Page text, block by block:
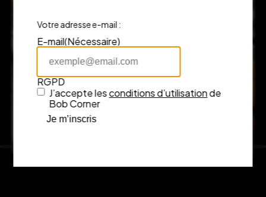
Votre adresse e-mail :
E-mail(Nécessaire)
RGPD
J’accepte lesconditions d’utilisationde
Bob Corner
Je m’inscris